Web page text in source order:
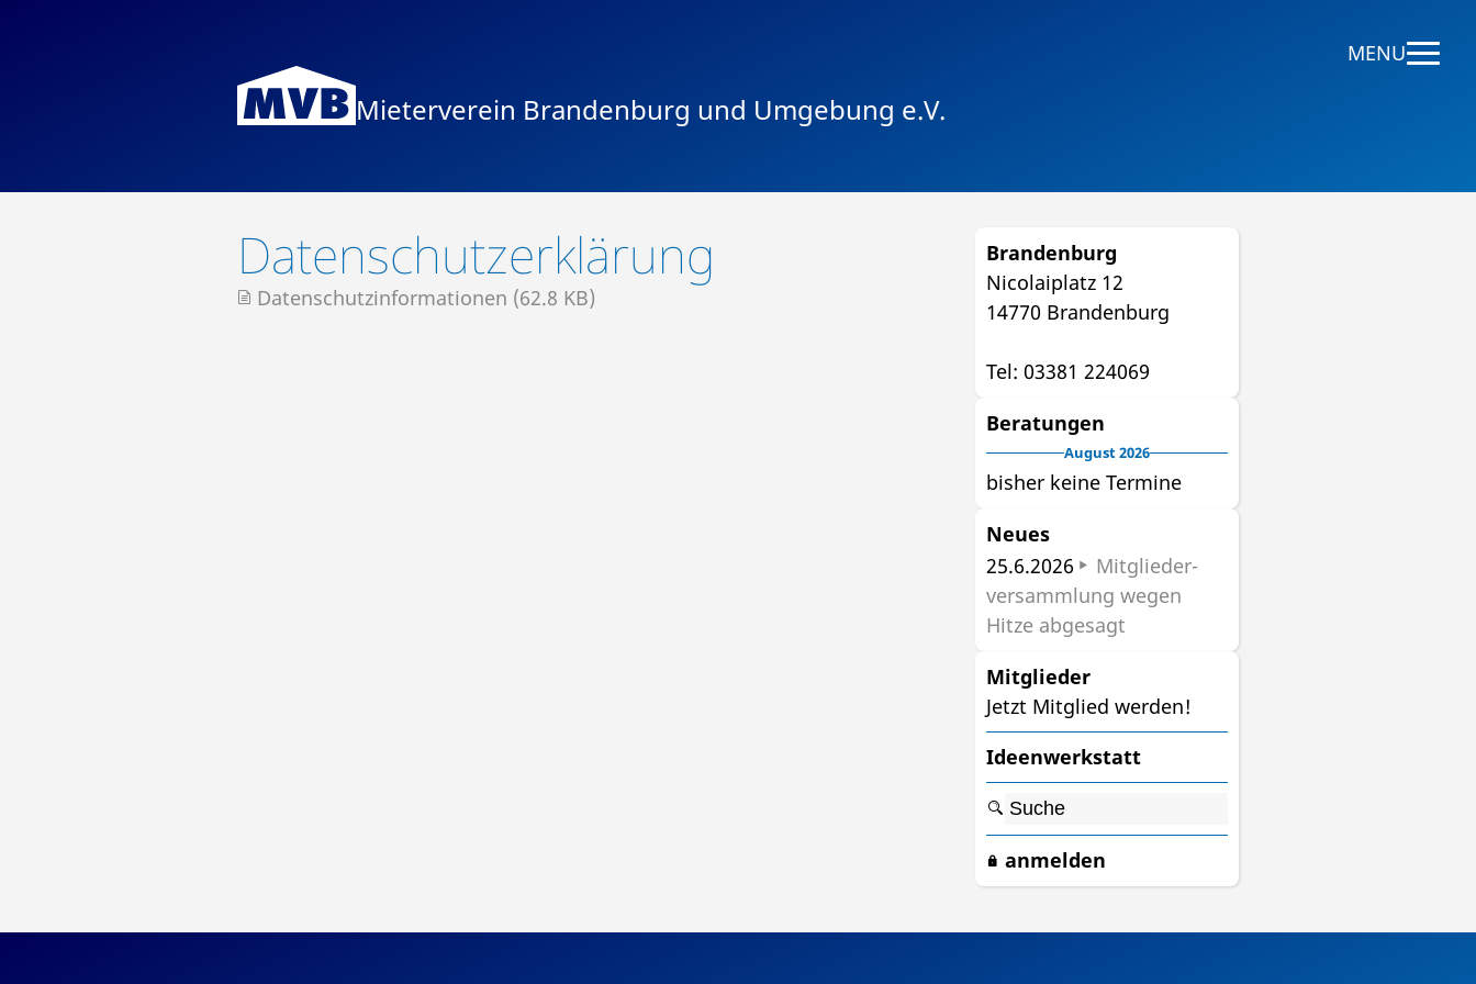
Mieterverein Brandenburg und Umgebung e.V.
MENU
Datenschutzerklärung
Datenschutzinformationen (62.8 KB)
Brandenburg
Nicolaiplatz 12
14770 Brandenburg
Tel: 03381 224069
Beratungen
August 2026
bisher keine Termine
Neues
25.6.2026
Mit­glieder­
versamm­lung wegen
Hitze abgesagt
Mitglieder
Jetzt Mitglied werden!
Ideenwerkstatt

 anmelden